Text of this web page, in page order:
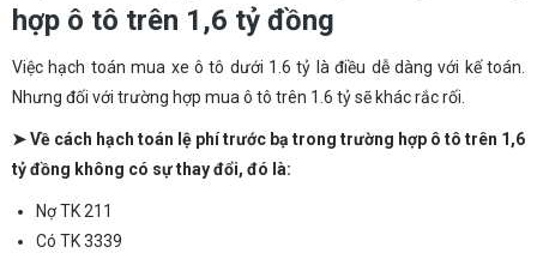
hợp ô tô trên 1,6 tỷ đồng
Việc hạch toán mua xe ô tô dưới 1.6 tỷ là điều dễ dàng với kế toán.
Nhưng đối với trường hợp mua ô tô trên 1.6 tỷ sẽ khác rắc rối.
➤ Về cách hạch toán lệ phí trước bạ trong trường hợp ô tô trên 1,6
tỷ đồng không có sự thay đổi, đó là:
Nợ TK 211
Có TK 3339